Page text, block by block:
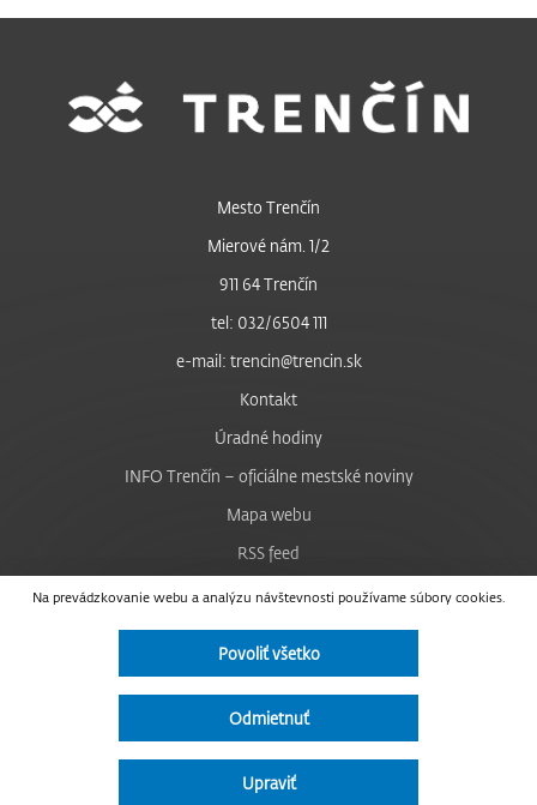
Na prevádzkovanie webu a analýzu návštevnosti používame súbory cookies.
Povoliť všetko
Odmietnuť
Upraviť
Mesto Trenčín
Mierové nám. 1/2
911 64 Trenčín
tel: 032/6504 111
e-mail: trencin@trencin.sk
Kontakt
Úradné hodiny
INFO Trenčín – oficiálne mestské noviny
Mapa webu
RSS feed
Nastavenie cookies
Facebook
Instagram
Vyhlásenie o prístupnosti